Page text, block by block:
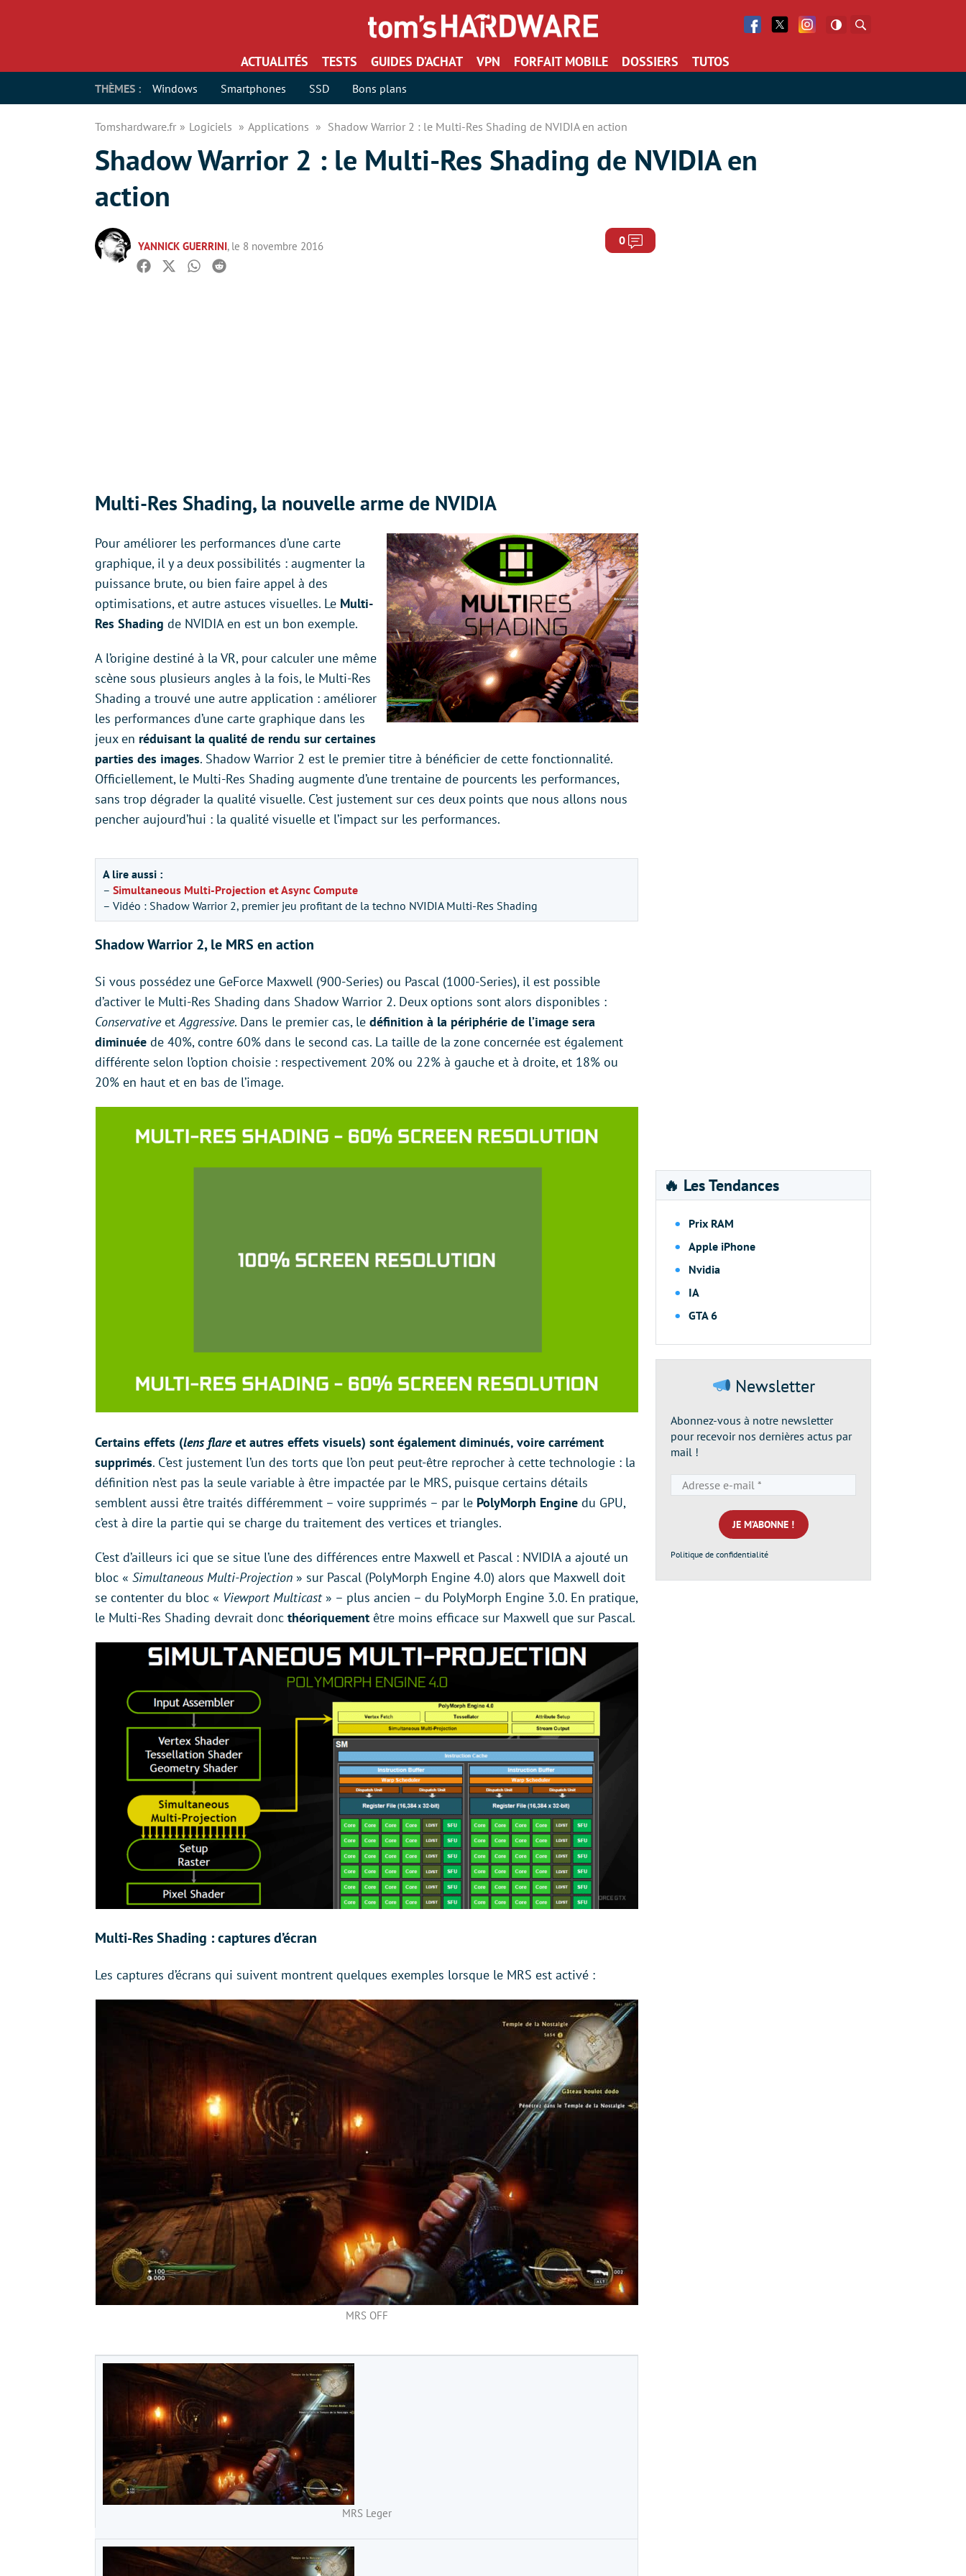
Facebook
Twitter Facebook
ACTUALITÉS TESTS GUIDES D’ACHAT VPN FORFAIT MOBILE DOSSIERS TUTOS
THÈMES : Windows Smartphones SSD Bons plans
Tomshardware.fr Logiciels Applications Shadow Warrior 2 : le Multi-Res Shading de NVIDIA en action
Shadow Warrior 2 : le Multi-Res Shading de NVIDIA en
action
YANNICK GUERRINI, le 8 novembre 2016 0 Commentaires
Facebook
TwitterWhatsapp
Reddit
Multi-Res Shading, la nouvelle arme de NVIDIA
Pour améliorer les performances d’une carte
graphique, il y a deux possibilités : augmenter la
puissance brute, ou bien faire appel à des
optimisations, et autre astuces visuelles. Le Multi-
Res Shading de NVIDIA en est un bon exemple.
A l’origine destiné à la VR, pour calculer une même
scène sous plusieurs angles à la fois, le Multi-Res
Shading a trouvé une autre application : améliorer
les performances d’une carte graphique dans les
jeux en réduisant la qualité de rendu sur certaines
parties des images. Shadow Warrior 2 est le premier titre à bénéficier de cette fonctionnalité.
Officiellement, le Multi-Res Shading augmente d’une trentaine de pourcents les performances,
sans trop dégrader la qualité visuelle. C’est justement sur ces deux points que nous allons nous
pencher aujourd’hui : la qualité visuelle et l’impact sur les performances.
A lire aussi :
– Simultaneous Multi-Projection et Async Compute
– Vidéo : Shadow Warrior 2, premier jeu profitant de la techno NVIDIA Multi-Res Shading
Shadow Warrior 2, le MRS en action
Si vous possédez une GeForce Maxwell (900-Series) ou Pascal (1000-Series), il est possible
d’activer le Multi-Res Shading dans Shadow Warrior 2. Deux options sont alors disponibles :
ConservativeetAggressive. Dans le premier cas, le définition à la périphérie de l’image sera
diminuée de 40%, contre 60% dans le second cas. La taille de la zone concernée est également
différente selon l’option choisie : respectivement 20% ou 22% à gauche et à droite, et 18% ou
20% en haut et en bas de l’image.
Certains effets (lens flareet autres effets visuels) sont également diminués, voire carrément
supprimés. C’est justement l’un des torts que l’on peut peut-être reprocher à cette technologie : la
définition n’est pas la seule variable à être impactée par le MRS, puisque certains détails
semblent aussi être traités différemment – voire supprimés – par le PolyMorph Engine du GPU,
c’est à dire la partie qui se charge du traitement des vertices et triangles.
C’est d’ailleurs ici que se situe l’une des différences entre Maxwell et Pascal : NVIDIA a ajouté un
bloc « Simultaneous Multi-Projection » sur Pascal (PolyMorph Engine 4.0) alors que Maxwell doit
se contenter du bloc « Viewport Multicast» – plus ancien – du PolyMorph Engine 3.0. En pratique,
le Multi-Res Shading devrait donc théoriquement être moins efficace sur Maxwell que sur Pascal.
Multi-Res Shading : captures d’écran
Les captures d’écrans qui suivent montrent quelques exemples lorsque le MRS est activé :
MRS OFF
MRS Leger
🔥 Les Tendances
Prix RAM
Apple iPhone
Nvidia
IA
GTA 6
Newsletter
Abonnez-vous à notre newsletter
pour recevoir nos dernières actus par
mail !
e-
mail
*
Politique de confidentialité